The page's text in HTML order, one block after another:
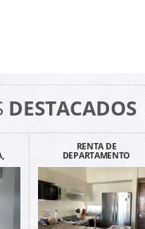
DESTACADOS
RENTA DE
DEPARTAMENTO
AMUEBLADO EN TORRE